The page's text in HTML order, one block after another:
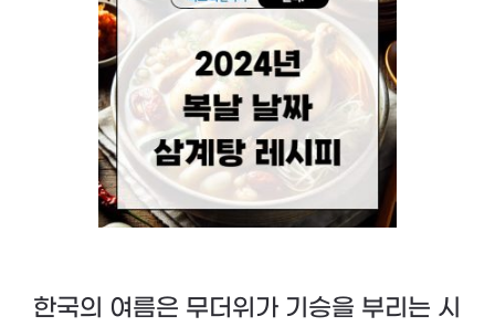
한국의 여름은 무더위가 기승을 부리는 시